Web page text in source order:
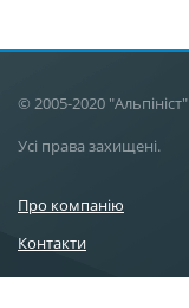
© 2005-2020 "Альпініст"
Усі права захищені.
Про компанію
Контакти